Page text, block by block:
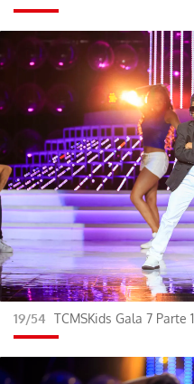
19/54 TCMSKids Gala 7 Parte 1